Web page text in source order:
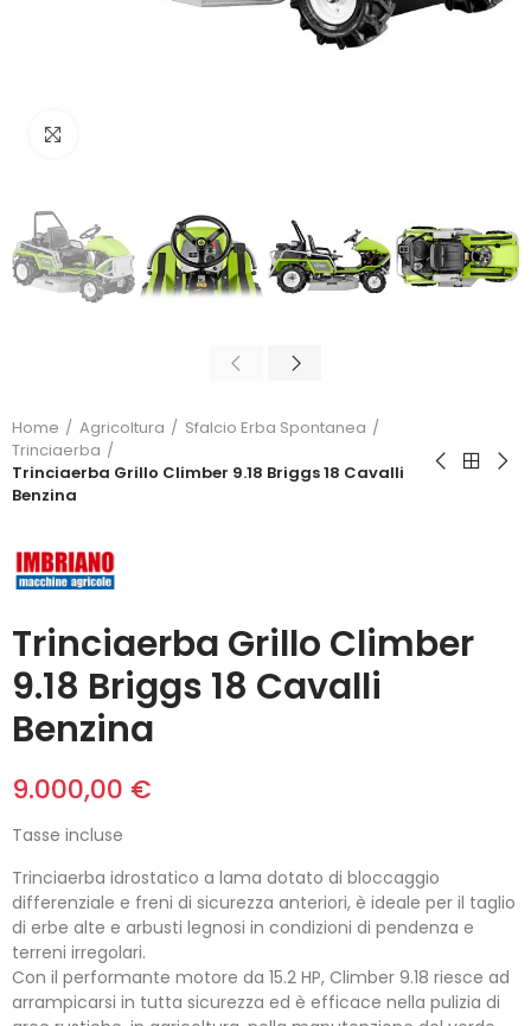
Home Agricoltura
Sfalcio Erba Spontanea
Trinciaerba
Trinciaerba Grillo Climber 9.18 Briggs 18 Cavalli
Benzina
Trinciaerba Grillo Climber
9.18 Briggs 18 Cavalli
Benzina
9.000,00 €
Tasse incluse
Trinciaerba idrostatico a lama dotato di bloccaggio
differenziale e freni di sicurezza anteriori, è ideale per il taglio
di erbe alte e arbusti legnosi in condizioni di pendenza e
terreni irregolari.
Con il performante motore da 15.2 HP, Climber 9.18 riesce ad
arrampicarsi in tutta sicurezza ed è efficace nella pulizia di